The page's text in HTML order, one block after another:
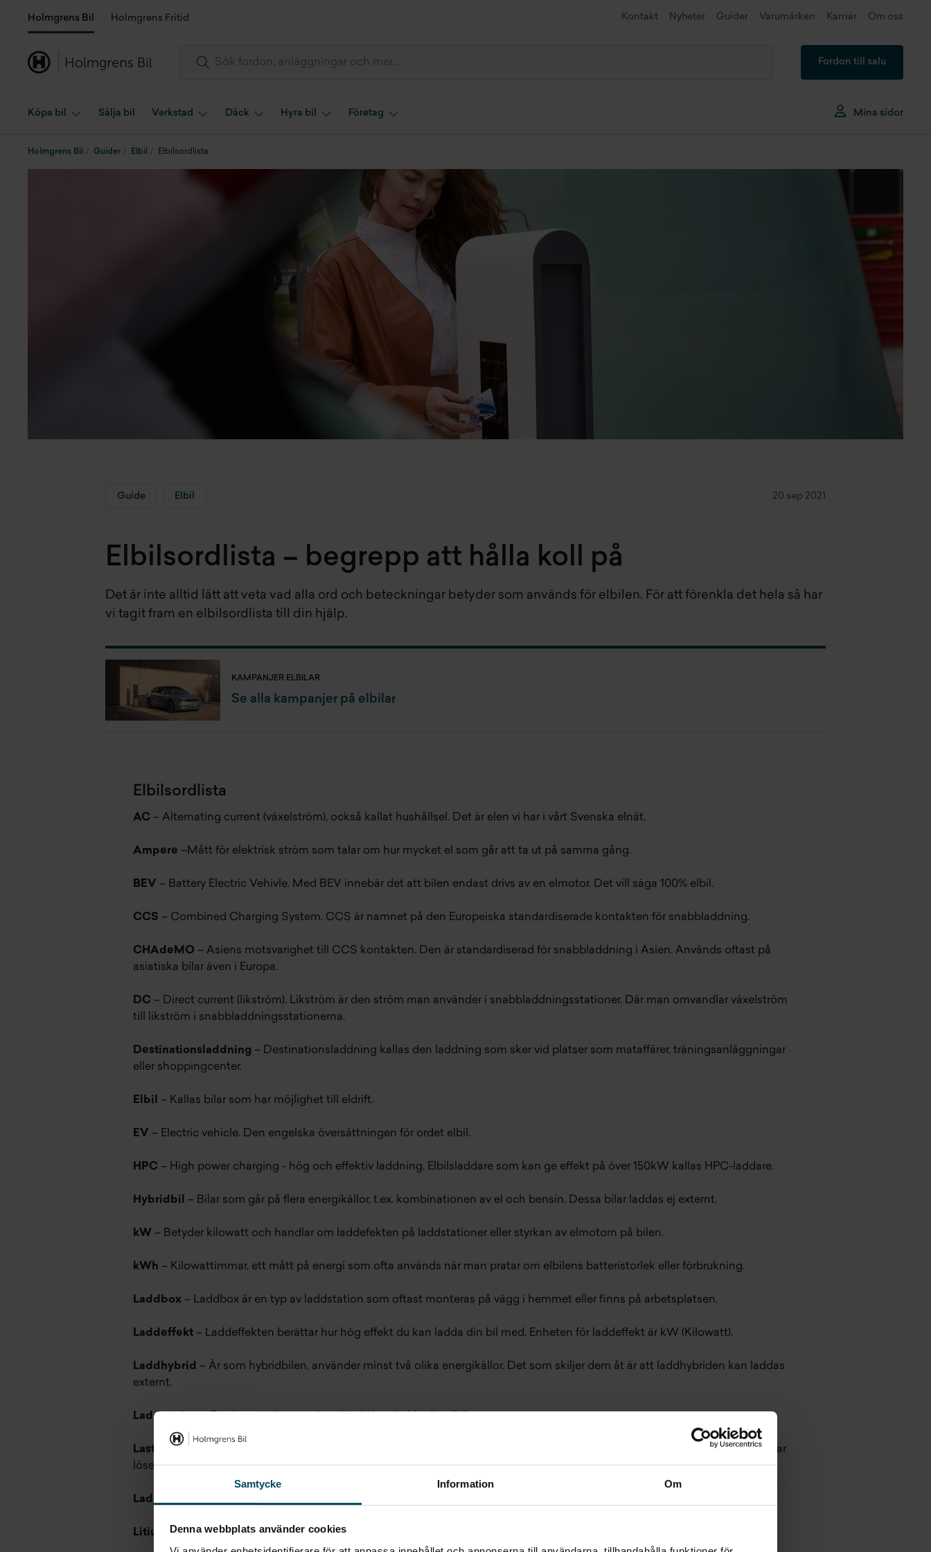
Samtycke Information Om
Denna webbplats använder cookies
Holmgrens Bil Holmgrens Fritid Kontakt Nyheter Guider Varumärken Karriär Om oss
Fordon till salu
Köpa bil Sälja bil Verkstad Däck Hyra bil Företag Mina sidor
Holmgrens Bil Guider Elbil Elbilsordlista
Guide Elbil 20 sep 2021
Elbilsordlista – begrepp att hålla koll på
Det är inte alltid lätt att veta vad alla ord och beteckningar betyder som används för elbilen. För att förenkla det hela så har
vi tagit fram en elbilsordlista till din hjälp.
KAMPANJER ELBILAR
Se alla kampanjer på elbilar
Elbilsordlista
AC – Alternating current (växelström), också kallat hushållsel. Det är elen vi har i vårt Svenska elnät.
Ampere –Mått för elektrisk ström som talar om hur mycket el som går att ta ut på samma gång.
BEV – Battery Electric Vehivle. Med BEV innebär det att bilen endast drivs av en elmotor. Det vill säga 100% elbil.
CCS – Combined Charging System. CCS är namnet på den Europeiska standardiserade kontakten för snabbladdning.
CHAdeMO – Asiens motsvarighet till CCS kontakten. Den är standardiserad för snabbladdning i Asien. Används oftast på
asiatiska bilar även i Europa.
DC – Direct current (likström). Likström är den ström man använder i snabbladdningsstationer. Där man omvandlar växelström
till likström i snabbladdningsstationerna.
Destinationsladdning – Destinationsladdning kallas den laddning som sker vid platser som mataffärer, träningsanläggningar
eller shoppingcenter.
Elbil – Kallas bilar som har möjlighet till eldrift.
EV – Electric vehicle. Den engelska översättningen för ordet elbil.
HPC – High power charging - hög och effektiv laddning. Elbilsladdare som kan ge effekt på över 150kW kallas HPC-laddare.
Hybridbil – Bilar som går på flera energikällor, t.ex. kombinationen av el och bensin. Dessa bilar laddas ej externt.
kW – Betyder kilowatt och handlar om laddefekten på laddstationer eller styrkan av elmotorn på bilen.
kWh – Kilowattimmar, ett mått på energi som ofta används när man pratar om elbilens batteristorlek eller förbrukning.
Laddbox – Laddbox är en typ av laddstation som oftast monteras på vägg i hemmet eller finns på arbetsplatsen.
Laddeffekt – Laddeffekten berättar hur hög effekt du kan ladda din bil med. Enheten för laddeffekt är kW (Kilowatt).
Laddhybrid – Är som hybridbilen, använder minst två olika energikällor. Det som skiljer dem åt är att laddhybriden kan laddas
externt.
Laddstation
Lastbalansering
– System för att fördela, balansera och ha koll lasterna i en fastighet. Detta för att undvika att huvudsäkringar
löses ut.
Laddstolpe
Litiumjonbatteri– En typ av batteriteknik som används i majoriteten av alla elbilar.